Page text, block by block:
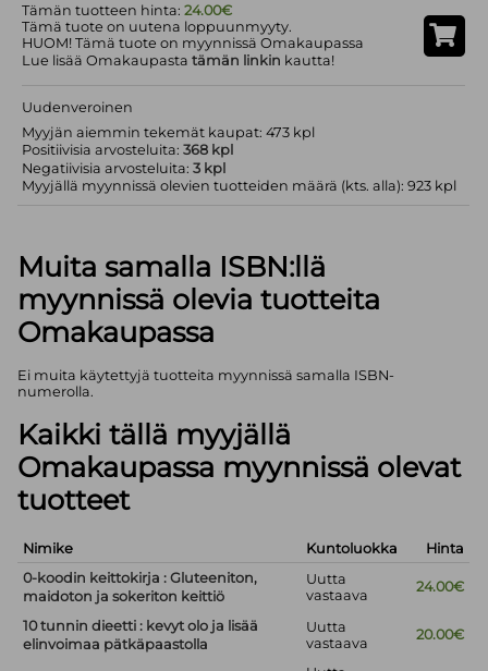
Tämän tuotteen hinta:24.00€
Tämä tuote on uutena loppuunmyyty.
HUOM! Tämä tuote on myynnissä Omakaupassa
Lue lisää Omakaupastatämän linkin kautta!
Uudenveroinen
Myyjän aiemmin tekemät kaupat: 473 kpl
Positiivisia arvosteluita:368 kpl
Negatiivisia arvosteluita:3 kpl
Myyjällä myynnissä olevien tuotteiden määrä (kts. alla): 923 kpl
Muita samalla ISBN:llä
myynnissä olevia tuotteita
Omakaupassa
Ei muita käytettyjä tuotteita myynnissä samalla ISBN-
numerolla.
Kaikki tällä myyjällä
Omakaupassa myynnissä olevat
tuotteet
Nimike Kuntoluokka
Hinta
0-koodin keittokirja : Gluteeniton,
maidoton ja sokeriton keittiö
Uutta
vastaava
24.00€
10 tunnin dieetti : kevyt olo ja lisää
elinvoimaa pätkäpaastolla
Uutta
vastaava
20.00€